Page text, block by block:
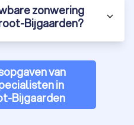
zonwering
Bijgaarden?
van
in
Bijgaarden